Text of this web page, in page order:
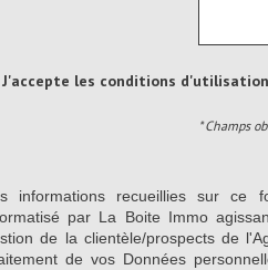
J'accepte les conditions
* Champs
informations recueillies sur ce
par La Boite Immo
de la clientèle/prospects de
de vos Données